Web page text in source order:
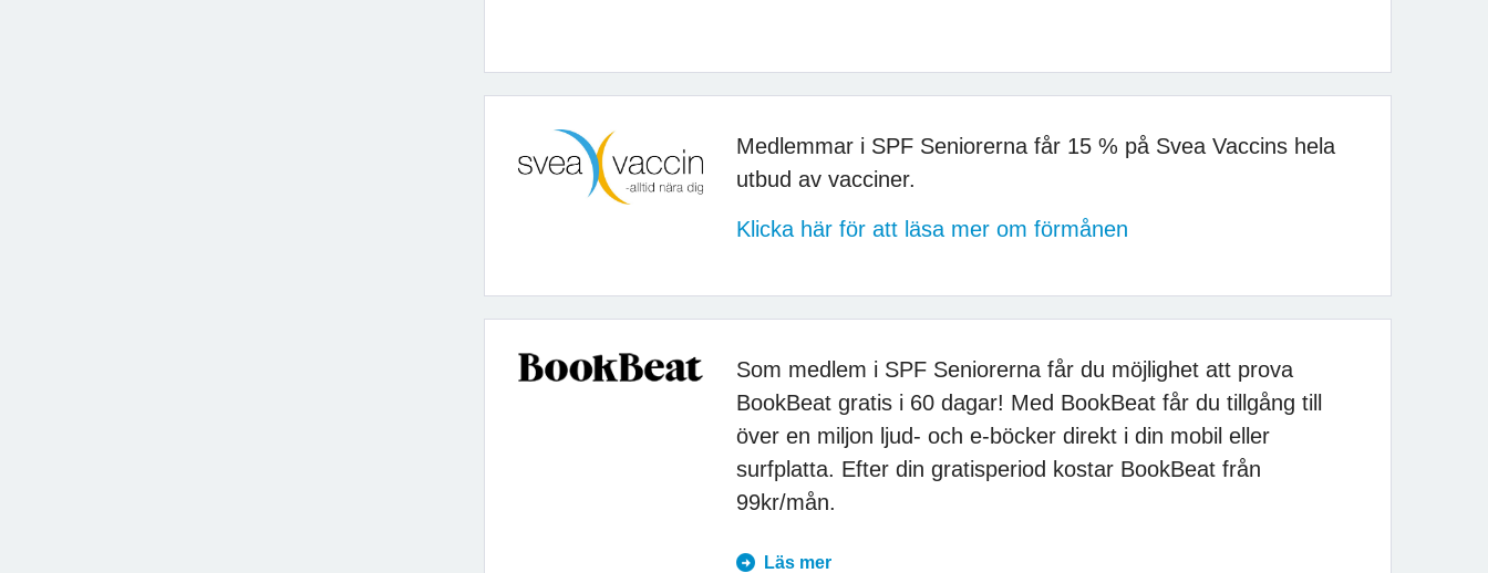
Medlemmar i SPF Seniorerna får 15 % på Svea Vaccins hela
utbud av vacciner.
Klicka här för att läsa mer om förmånen
Som medlem i SPF Seniorerna får du möjlighet att prova
BookBeat gratis i 60 dagar! Med BookBeat får du tillgång till
över en miljon ljud- och e-böcker direkt i din mobil eller
surfplatta. Efter din gratisperiod kostar BookBeat från
99kr/mån.
Läs mer